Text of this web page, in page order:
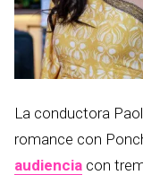
La conductora
romance con
audiencia con